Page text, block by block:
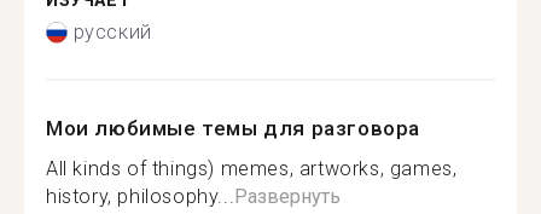
русский
Мои любимые темы для разговора
All kinds of things) memes, artworks, games,
history, philosophy...Развернуть